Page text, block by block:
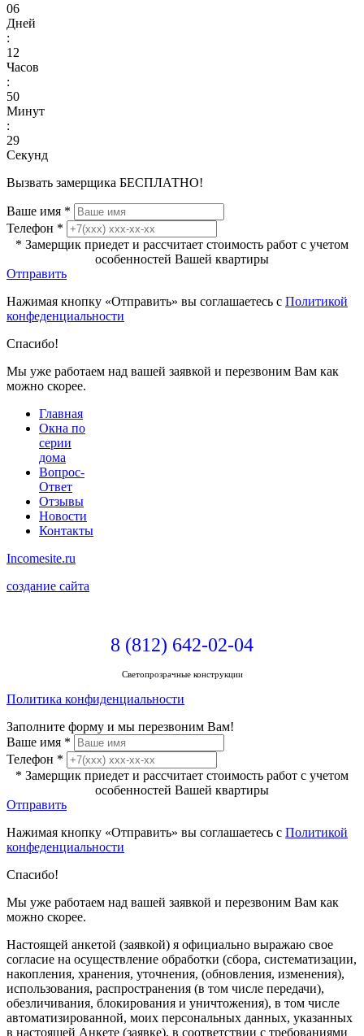
06
Дней
:
12
Часов
:
50
Минут
:
29
Секунд
Вызвать замерщика БЕСПЛАТНО!
Ваше имя *
Телефон *
* Замерщик приедет и рассчитает стоимость работ с учетом
особенностей Вашей квартиры
Отправить
Нажимая кнопку «Отправить» вы соглашаетесь с Политикой
конфеденциальности
Спасибо!
Мы уже работаем над вашей заявкой и перезвоним Вам как
можно скорее.
Главная
Окна по
серии
дома
Вопрос-
Ответ
Отзывы
Новости
Контакты
Incomesite.ru
создание сайта
8 (812) 642-02-04
Светопрозрачные конструкции
Политика конфиденциальности
Заполните форму и мы перезвоним Вам!
Ваше имя *
Телефон *
* Замерщик приедет и рассчитает стоимость работ с учетом
особенностей Вашей квартиры
Отправить
Нажимая кнопку «Отправить» вы соглашаетесь с Политикой
конфеденциальности
Спасибо!
Мы уже работаем над вашей заявкой и перезвоним Вам как
можно скорее.
Настоящей анкетой (заявкой) я официально выражаю свое
согласие на осуществление обработки (сбора, систематизации,
накопления, хранения, уточнения, (обновления, изменения),
использования, распространения (в том числе передачи),
обезличивания, блокирования и уничтожения), в том числе
автоматизированной, моих персональных данных, указанных
в настоящей Анкете (заявке), в соответствии с требованиями